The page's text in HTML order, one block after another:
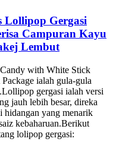
Lollipop Gergasi
Campuran Kayu
Lembut
with White Stick
ialah gula-gula
gergasi ialah versi
jauh lebih besar, direka
hidangan yang menarik
kebaharuan.Berikut
lolipop gergasi: